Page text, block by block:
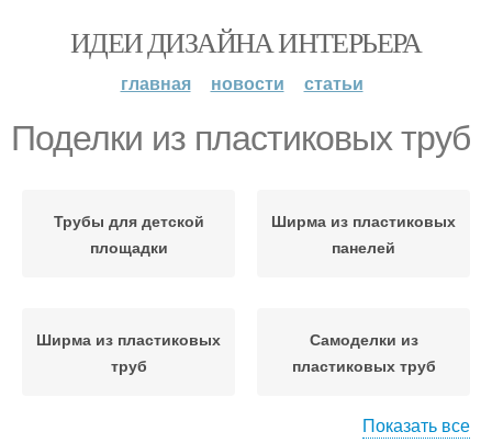
ИДЕИ ДИЗАЙНА ИНТЕРЬЕРА
главная новости статьи
Поделки из пластиковых труб
Трубы для детской
площадки
Ширма из пластиковых
панелей
Ширма из пластиковых
труб
Самоделки из
пластиковых труб
Показать все